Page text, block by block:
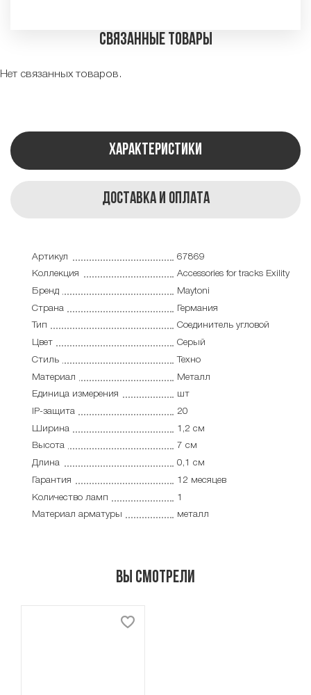
Связанные товары
Нет связанных товаров.
Характеристики
Доставка и оплата
Артикул
67869
Коллекция
Accessories for tracks Exility
Бренд
Maytoni
Страна
Германия
Тип
Соединитель угловой
Цвет
Серый
Стиль
Техно
Материал
Металл
Единица измерения
шт
IP-защита
20
Ширина
1,2 см
Высота
7 см
Длина
0,1 см
Гарантия
12 месяцев
Количество ламп
1
Материал арматуры
металл
Вы смотрели